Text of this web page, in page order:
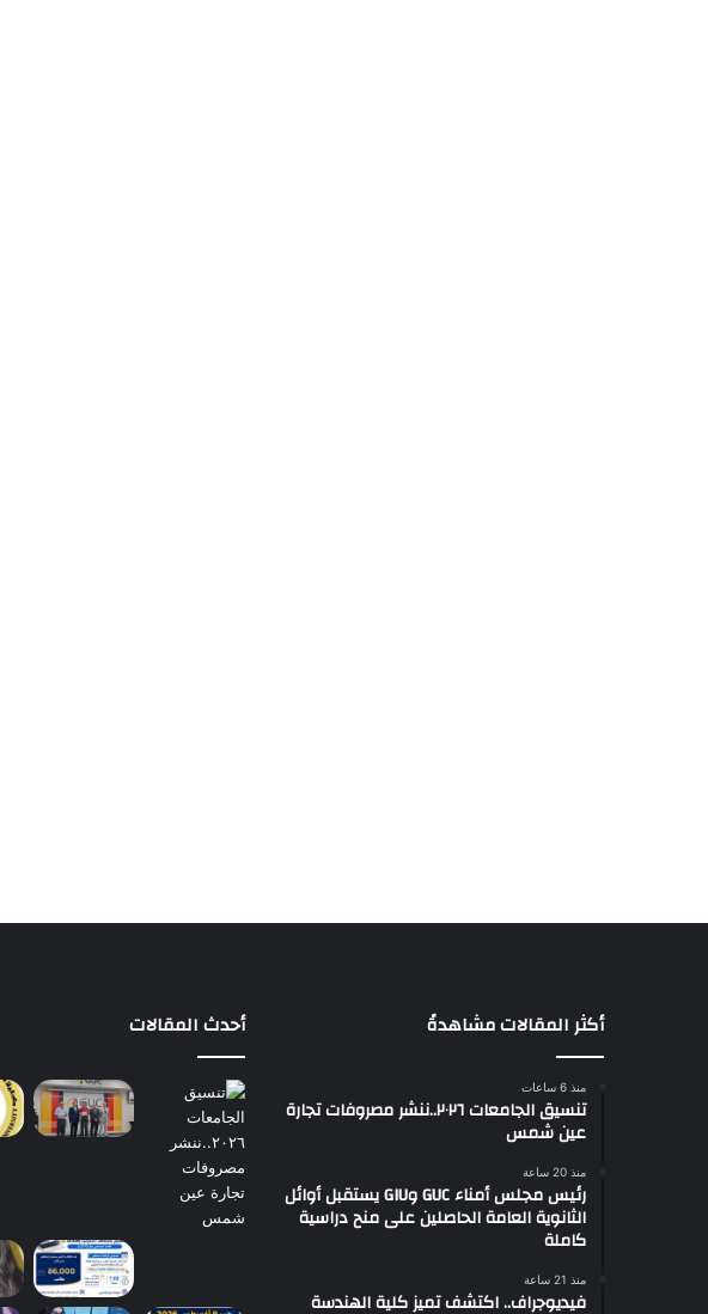
أكثر المقالات مشاهدةً
منذ 6 ساعات
تنسيق الجامعات ٢٠٢٦..ننشر مصروفات تجارة
عين شمس
منذ 20 ساعة
رئيس مجلس أمناء GUC وGIU يستقبل أوائل
الثانوية العامة الحاصلين على منح دراسية
كاملة
منذ 21 ساعة
فيديوجراف.. اكتشف تميز كلية الهندسة
أحدث المقالات